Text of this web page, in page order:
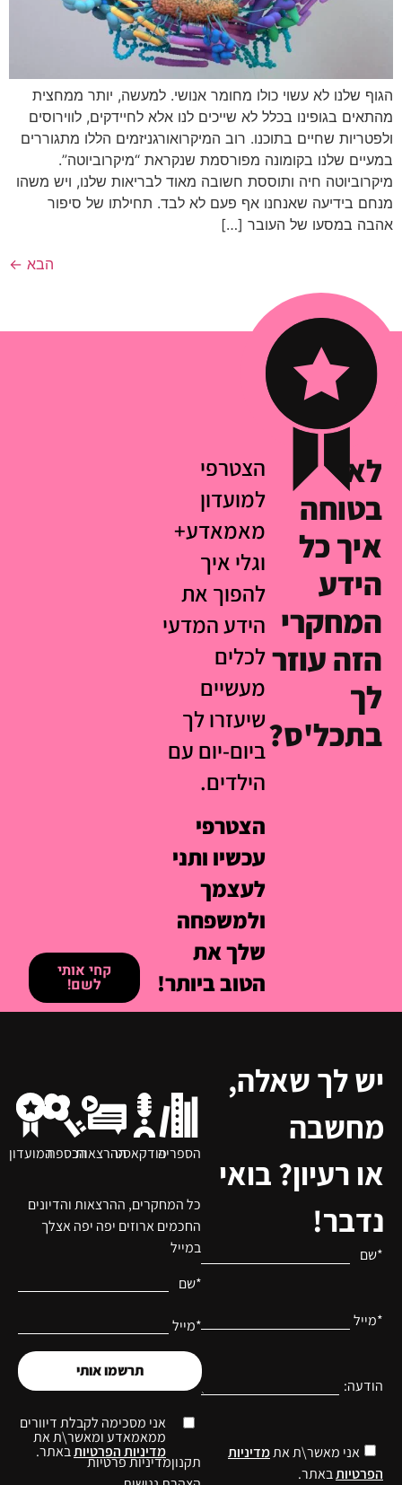
הגוף שלנו לא עשוי כולו מחומר אנושי. למעשה, יותר ממחצית
מהתאים בגופינו בכלל לא שייכים לנו אלא לחיידקים, לווירוסים
ולפטריות שחיים בתוכנו. רוב המיקרואורגניזמים הללו מתגוררים
במעיים שלנו בקומונה מפורסמת שנקראת “מיקרוביוטה”.
מיקרוביוטה חיה ותוססת חשובה מאוד לבריאות שלנו, ויש משהו
מנחם בידיעה שאנחנו אף פעם לא לבד. תחילתו של סיפור
אהבה במסעו של העובר […]
הבא ←
לא
בטוחה
איך כל
הידע
המחקרי
הזה עוזר
לך
בתכל'ס?
הצטרפי
למועדון
מאמאדע+
וגלי איך
להפוך את
הידע המדעי
לכלים
מעשיים
שיעזרו לך
ביום-יום עם
הילדים.
הצטרפי
עכשיו ותני
לעצמך
ולמשפחה
שלך את
הטוב ביותר!
קחי אותי
לשם!
יש לך שאלה,
מחשבה
או רעיון? בואי
נדבר!
*שם
*מייל
הודעה:
אני מאשר\ת אתמדיניות
הפרטיותבאתר.
כל המחקרים, ההרצאות והדיונים
החכמים ארוזים יפה יפה אצלך
במייל
*שם
*מייל
אני מסכימה לקבלת דיוורים
ממאמאדע ומאשר\ת את
מדיניות הפרטיותבאתר.
תרשמו אותי
הספריהפודקאסטההרצאותהכספתהמועדון
תקנוןמדיניות פרטיות